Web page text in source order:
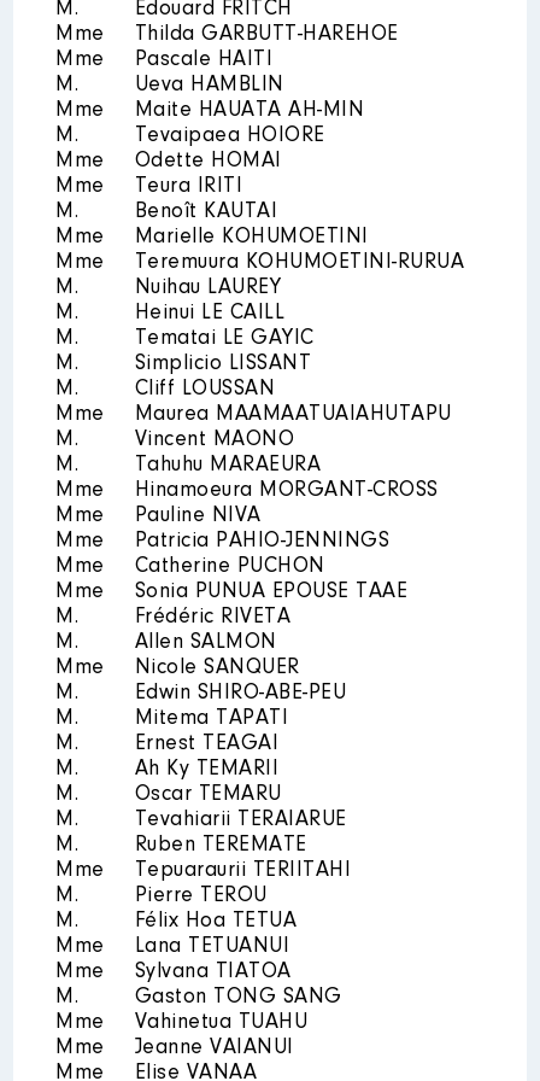
Organisme: COMMISSIONS
INTERIEURES A L'ASSEMBLEE │
De : 05/2023 à
Rémunération ou gratification
Année Montant
2023 0 € Net
Description : Conseil
d'administration de l'Huilerie de
Tahiti(membre du conseil
d'administration)
Organisme: COMMISSION
EXTERIEURES DE L'ASSEMBLEE │
De : 07/2023 à
Rémunération ou gratification
Année Montant
2023 0 €
Description : Conseil
d'établissement du collège de
Makemo(Titulaire)
Organisme: COMMISSION
EXTERIEURES DE L'ASSEMBLEE │
De : 05/2023 à
M.
Edouard FRITCH
Mme
Thilda GARBUTT-HAREHOE
Mme
Pascale HAITI
M.
Ueva HAMBLIN
Mme
Maite HAUATA AH-MIN
M.
Tevaipaea HOIORE
Mme
Odette HOMAI
Mme
Teura IRITI
M.
Benoît KAUTAI
Mme
Marielle KOHUMOETINI
Mme
Teremuura KOHUMOETINI-RURUA
M.
Nuihau LAUREY
M.
Heinui LE CAILL
M.
Tematai LE GAYIC
M.
Simplicio LISSANT
M.
Cliff LOUSSAN
Mme
Maurea MAAMAATUAIAHUTAPU
M.
Vincent MAONO
M.
Tahuhu MARAEURA
Mme
Hinamoeura MORGANT-CROSS
Mme
Pauline NIVA
Mme
Patricia PAHIO-JENNINGS
Mme
Catherine PUCHON
Mme
Sonia PUNUA EPOUSE TAAE
M.
Frédéric RIVETA
M.
Allen SALMON
Mme
Nicole SANQUER
M.
Edwin SHIRO-ABE-PEU
M.
Mitema TAPATI
M.
Ernest TEAGAI
M.
Ah Ky TEMARII
M.
Oscar TEMARU
M.
Tevahiarii TERAIARUE
M.
Ruben TEREMATE
Mme
Tepuaraurii TERIITAHI
M.
Pierre TEROU
M.
Félix Hoa TETUA
Mme
Lana TETUANUI
Mme
Sylvana TIATOA
M.
Gaston TONG SANG
Mme
Vahinetua TUAHU
Mme
Jeanne VAIANUI
Mme
Elise VANAA